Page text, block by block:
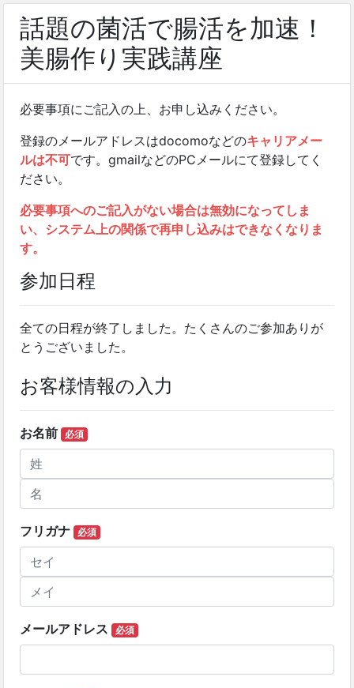
話題の菌活で腸活を加速！
美腸作り実践講座
必要事項にご記入の上、お申し込みください。
登録のメールアドレスはdocomoなどのキャリアメー
ルは不可です。gmailなどのPCメールにて登録してく
ださい。
必要事項へのご記入がない場合は無効になってしま
い、システム上の関係で再申し込みはできなくなりま
す。
参加日程
全ての日程が終了しました。たくさんのご参加ありが
とうございました。
お客様情報の入力
お名前 必須
フリガナ 必須
メールアドレス 必須